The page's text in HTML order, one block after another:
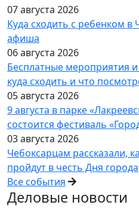
07 августа 2026
Куда сходить с ребенком в
афиша
06 августа 2026
Бесплатные мероприятия
куда сходить и что
05 августа 2026
9 августа в парке
состоится фестиваль
03 августа 2026
Чебоксарцам рассказали,
пройдут в честь Дня города
Все события
Деловые новости